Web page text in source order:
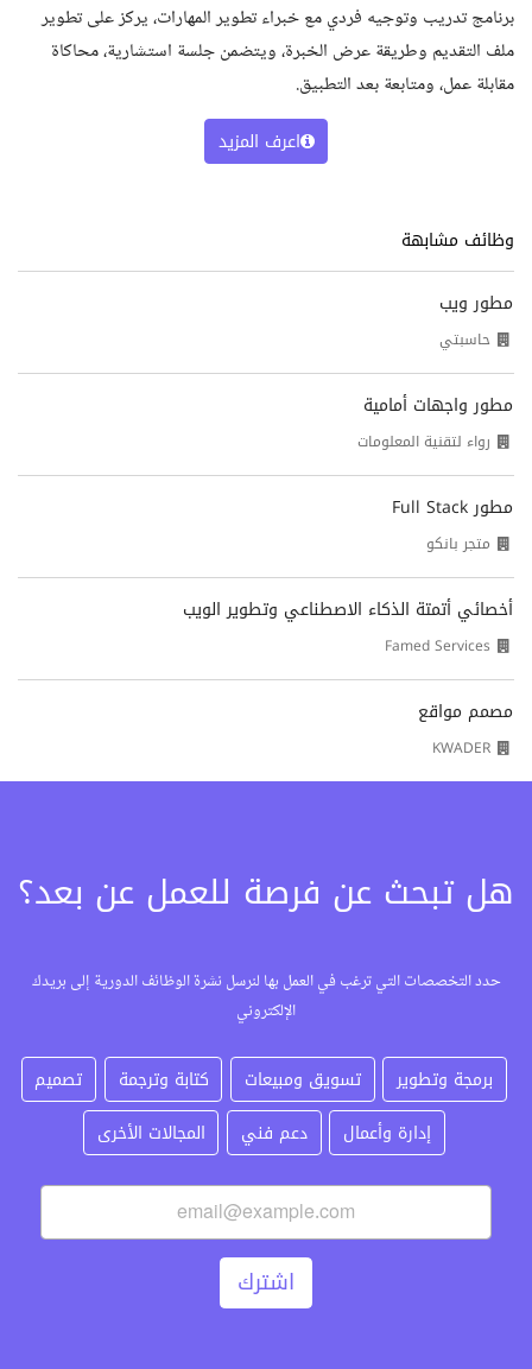
برنامج تدريب وتوجيه فردي مع خبراء تطوير المهارات، يركز على تطوير
ملف التقديم وطريقة عرض الخبرة، ويتضمن جلسة استشارية، محاكاة
مقابلة عمل، ومتابعة بعد التطبيق.
اعرف المزيد
وظائف مشابهة
مطور ويب
حاسبتي
مطور واجهات أمامية
رواء لتقنية المعلومات
مطور Full Stack
متجر بانكو
أخصائي أتمتة الذكاء الاصطناعي وتطوير الويب
Famed Services
مصمم مواقع
KWADER
هل تبحث عن فرصة للعمل عن بعد؟
حدد التخصصات التي ترغب في العمل بها لنرسل نشرة الوظائف الدورية إلى بريدك
الإلكتروني
برمجة وتطوير تسويق ومبيعات كتابة وترجمة
تصميم
إدارة وأعمال
دعم فني المجالات الأخرى
اشترك